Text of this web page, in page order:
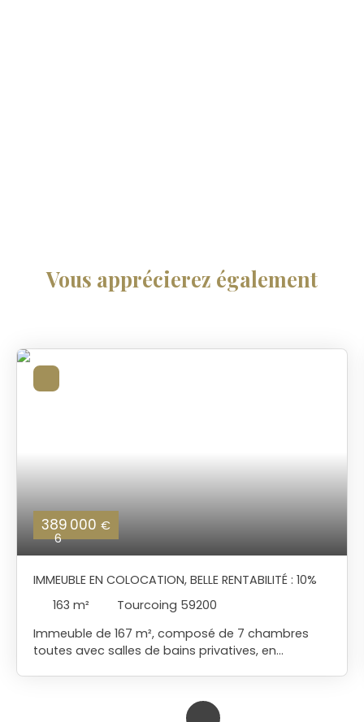
Vous apprécierez également
389 000 €
6
IMMEUBLE EN COLOCATION, BELLE RENTABILITÉ : 10%
163 m²
Tourcoing 59200
Immeuble de 167 m², composé de 7 chambres
toutes avec salles de bains privatives, en
49 440 € par an (43320 € de loyer et 6120 € de
charges ) Immeuble en parfait état, rénovation